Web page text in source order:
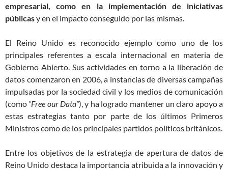
empresarial, como en la implementación de iniciativas
públicasy en el impacto conseguido por las mismas.
El Reino Unido es reconocido ejemplo como uno de los
principales referentes a escala internacional en materia de
Gobierno Abierto. Sus actividades en torno a la liberación de
datos comenzaron en 2006, a instancias de diversas campañas
impulsadas por la sociedad civil y los medios de comunicación
(como “Free our Data”), y ha logrado mantener un claro apoyo a
estas estrategias tanto por parte de los últimos Primeros
Ministros como de los principales partidos políticos británicos.
Entre los objetivos de la estrategia de apertura de datos de
Reino Unido destaca la importancia atribuida a la innovación y